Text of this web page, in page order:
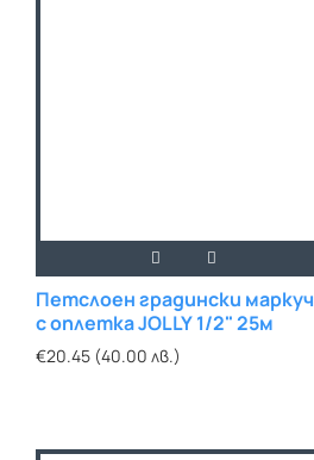
Петслоен градински маркуч
с оплетка JOLLY 1/2" 25м
€20.45 (40.00 лв.)